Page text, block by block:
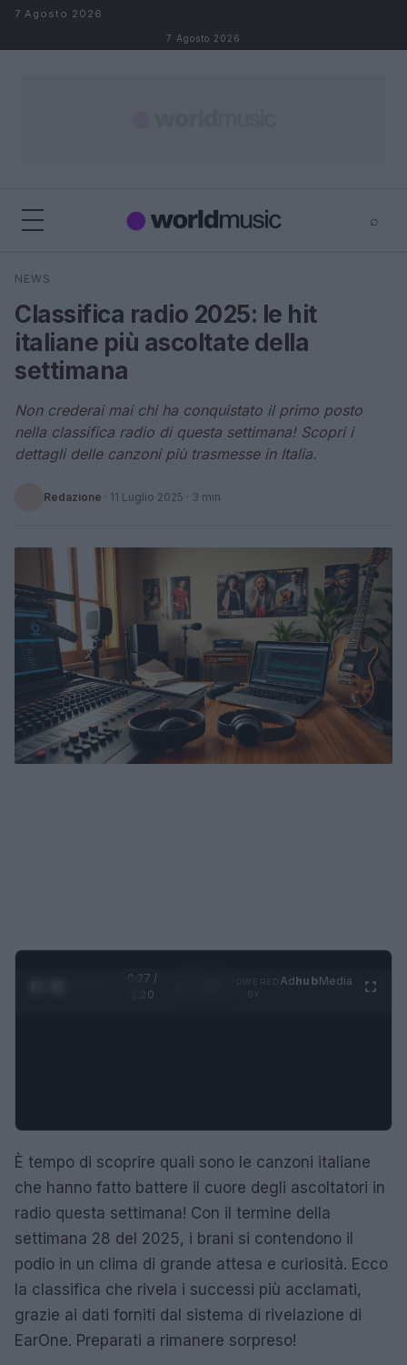
Salta al contenuto
7 Agosto 2026
7 Agosto 2026
⌕
Cerca
NEWS
Classifica radio 2025: le hit
italiane più ascoltate della
settimana
Non crederai mai chi ha conquistato il primo posto
nella classifica radio di questa settimana! Scopri i
dettagli delle canzoni più trasmesse in Italia.
Redazione · 11 Luglio 2025 · 3 min
0:28 /
1:20
AdhubMedia
È tempo di scoprire quali sono le canzoni italiane
che hanno fatto battere il cuore degli ascoltatori in
radio questa settimana! Con il termine della
settimana 28 del 2025, i brani si contendono il
podio in un clima di grande attesa e curiosità. Ecco
la classifica che rivela i successi più acclamati,
grazie ai dati forniti dal sistema di rivelazione di
EarOne. Preparati a rimanere sorpreso!